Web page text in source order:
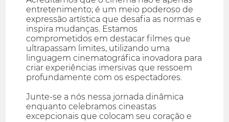
entretenimento; é um meio poderoso de
expressão artística que desafia as normas e
inspira mudanças. Estamos
comprometidos em destacar filmes que
ultrapassam limites, utilizando uma
linguagem cinematográfica inovadora para
criar experiências imersivas que ressoem
profundamente com os espectadores.
Junte-se a nós nessa jornada dinâmica
enquanto celebramos cineastas
excepcionais que colocam seu coração e